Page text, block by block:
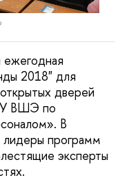
2018" для
дверей
ВШЭ по
В
лидеры программ
эксперты